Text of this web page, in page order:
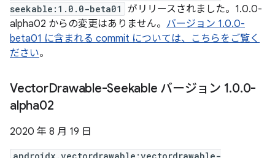
seekable:1.0.0-beta01
がリリースされました。1.0.0-
alpha02 からの変更はありません。 バージョン 1.0.0-
beta01 に含まれる commit については、こちらをご覧く
ださい。
VectorDrawable-Seekable バージョン 1.0.0-
alpha02
2020 年 8 月 19 日